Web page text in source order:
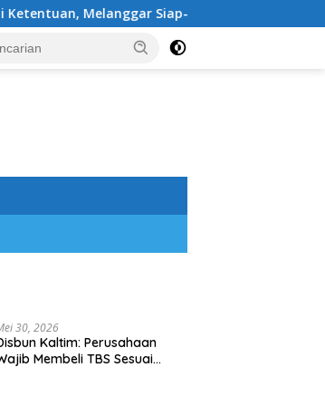
Siap-siap Dikenai Sanksi
30, 2026
Kaltim: Perusahaan
Membeli TBS Sesuai